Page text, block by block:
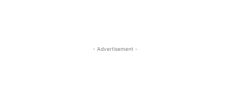
- Advertisement -